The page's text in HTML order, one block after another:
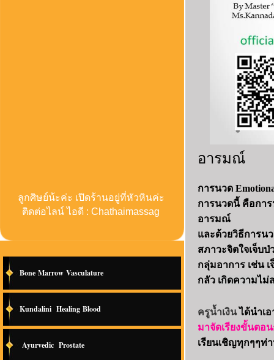
ลูกศิษย์น้ะค่ะ เปิดร้านอยู่ที่หัวหินค่ะ
ติดต่อไลน์ ไอดี : Chathaimassag
Bone Marrow Vasculature
Kundalini Healing Blood
Ayurvedic Prostate
อารมณ์
การนวด
การนวดนี้ คือกา
อารมณ์
และด้วยวิธีการน
สภาวะจิตใจเจ็บป่
กลุ่มอาการ เช่น
กลัว เกิดความไม่
ครูน้ำเงินได้นำเ
มาจัดเรียงขั้นตอ
เรียนเชิญทุกๆๆท่